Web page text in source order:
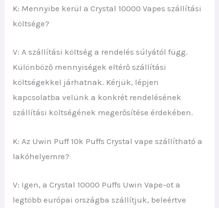
K: Mennyibe kerül a Crystal 10000 Vapes szállítási
költsége?
V: A szállítási költség a rendelés súlyától függ.
Különböző mennyiségek eltérő szállítási
költségekkel járhatnak. Kérjük, lépjen
kapcsolatba velünk a konkrét rendelésének
szállítási költségének megerősítése érdekében.
K: Az Uwin Puff 10k Puffs Crystal vape szállítható a
lakóhelyemre?
V: Igen, a Crystal 10000 Puffs Uwin Vape-ot a
legtöbb európai országba szállítjuk, beleértve